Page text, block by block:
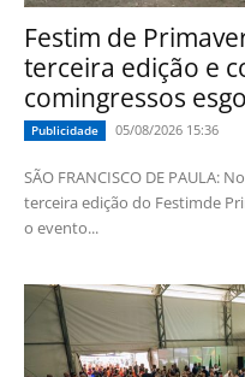
Festim de
terceira edição e
comingressos
Publicidade 05/08/2026 15:36
SÃO FRANCISCO DE PAULA:
terceira edição do Festimde
o evento...